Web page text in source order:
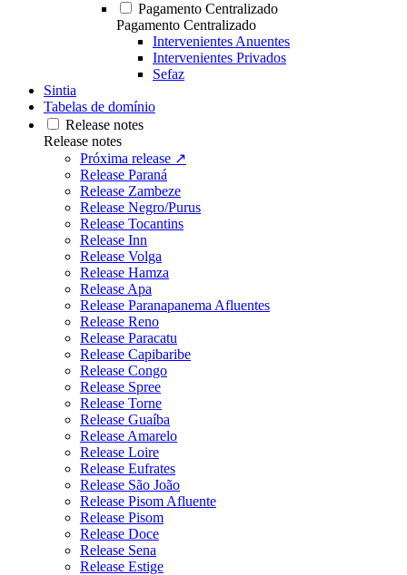
Pagamento Centralizado
Pagamento Centralizado
Intervenientes Anuentes
Intervenientes Privados
Sefaz
Sintia
Tabelas de domínio
Release notes
Release notes
Próxima release ↗
Release Paraná
Release Zambeze
Release Negro/Purus
Release Tocantins
Release Inn
Release Volga
Release Hamza
Release Apa
Release Paranapanema Afluentes
Release Reno
Release Paracatu
Release Capibaribe
Release Congo
Release Spree
Release Torne
Release Guaíba
Release Amarelo
Release Loire
Release Eufrates
Release São João
Release Pisom Afluente
Release Pisom
Release Doce
Release Sena
Release Estige